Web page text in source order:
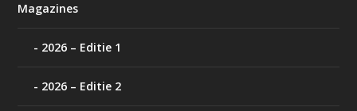
Magazines
2026 – Editie 1
2026 – Editie 2